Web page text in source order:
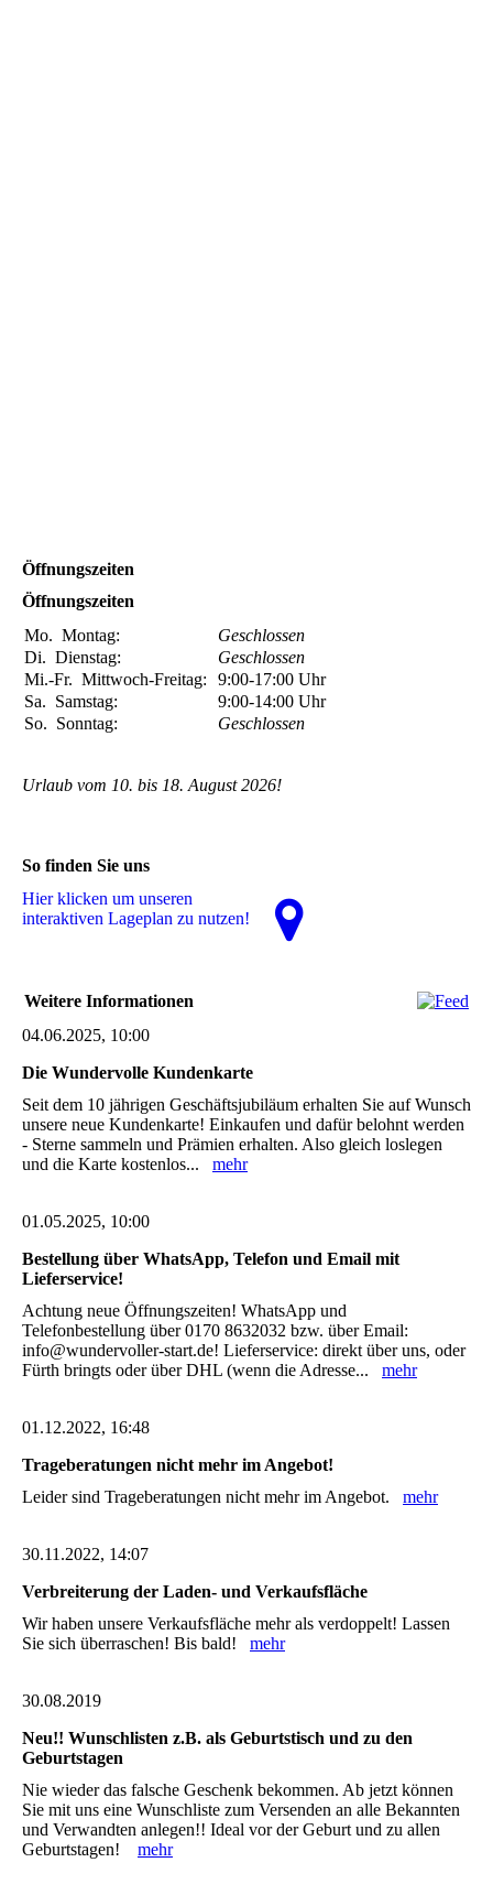
Öffnungszeiten
Öffnungszeiten
Mo. Montag:
Geschlossen
Di. Dienstag:
Geschlossen
Mi.-Fr. Mittwoch-Freitag: 9:00-17:00 Uhr
Sa. Samstag: 9:00-14:00 Uhr
So. Sonntag: Geschlossen
Urlaub vom 10. bis 18. August 2026!
So finden Sie uns
Hier klicken um unseren
interaktiven La­ge­plan zu nutzen!
Weitere Informationen
04.06.2025, 10:00
Die Wundervolle Kundenkarte
Seit dem 10 jährigen Geschäftsjubiläum erhalten Sie auf Wunsch
unsere neue Kundenkarte! Einkaufen und dafür belohnt werden
- Sterne sammeln und Prämien erhalten. Also gleich loslegen
und die Karte kostenlos... mehr
01.05.2025, 10:00
Bestellung über WhatsApp, Telefon und Email mit
Lieferservice!
Achtung neue Öffnungszeiten! WhatsApp und
Telefonbestellung über 0170 8632032 bzw. über Email:
info@wundervoller-start.de! Lieferservice: direkt über uns, oder
Fürth bringts oder über DHL (wenn die Adresse... mehr
01.12.2022, 16:48
Trageberatungen nicht mehr im Angebot!
Leider sind Trageberatungen nicht mehr im Angebot. mehr
30.11.2022, 14:07
Verbreiterung der Laden- und Verkaufsfläche
Wir haben unsere Verkaufsfläche mehr als verdoppelt! Lassen
Sie sich überraschen! Bis bald! mehr
30.08.2019
Neu!! Wunschlisten z.B. als Geburtstisch und zu den
Geburtstagen
Nie wieder das falsche Geschenk bekommen. Ab jetzt können
Sie mit uns eine Wunschliste zum Versenden an alle Bekannten
und Verwandten anlegen!! Ideal vor der Geburt und zu allen
Geburtstagen! mehr